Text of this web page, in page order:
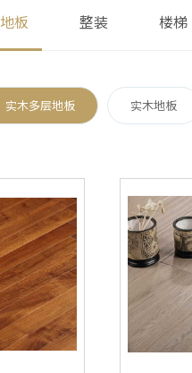
地板 整装 楼梯
实木多层地板 实木地板